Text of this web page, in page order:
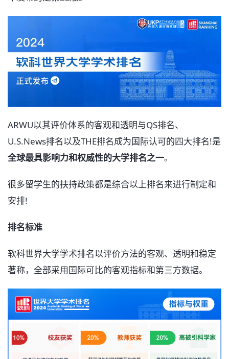
ARWU以其评价体系的客观和透明与QS排名、
U.S.News排名以及THE排名成为国际认可的四大排名!是
全球最具影响力和权威性的大学排名之一。
很多留学生的扶持政策都是综合以上排名来进行制定和
安排!
排名标准
软科世界大学学术排名以评价方法的客观、透明和稳定
著称，全部采用国际可比的客观指标和第三方数据。